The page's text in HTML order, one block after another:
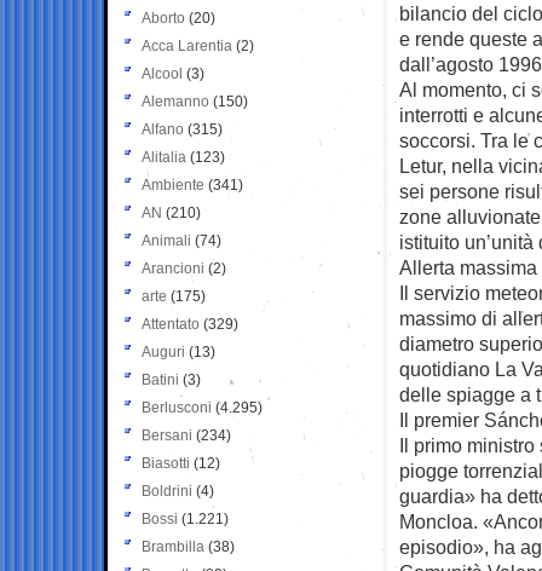
bilancio del
e rende queste
dall’agosto
Al momento, ci
interrotti e
soccorsi. Tra le
Letur, nella
sei persone
zone
istituito un’unità
Allerta
Il servizio
massimo di
diametro
quotidiano La
delle spiagge a
Il premier
Il primo
piogge
guardia» ha
Moncloa.
episodio», ha
Aborto (20)
Acca Larentia (2)
Alcool (3)
Alemanno (150)
Alfano (315)
Alitalia (123)
Ambiente (341)
AN (210)
Animali (74)
Arancioni (2)
arte (175)
Attentato (329)
Auguri (13)
Batini (3)
Berlusconi (4.295)
Bersani (234)
Biasotti (12)
Boldrini (4)
Bossi (1.221)
Brambilla (38)